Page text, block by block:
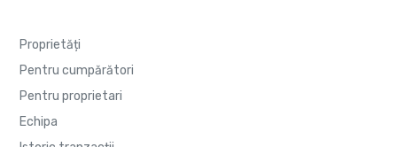
Proprietăți
Pentru cumpărători
Pentru proprietari
Echipa